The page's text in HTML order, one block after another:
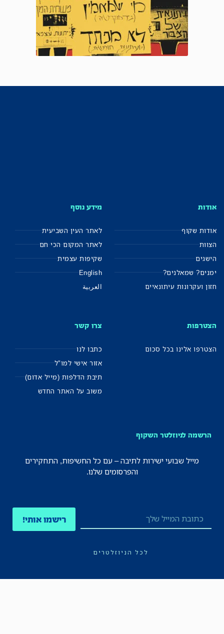
אודות
אודות שקוף
הצוות
הישגים
ימנים? שמאלנים?
חזון ועקרונות עיתונאיים
מידע נוסף
לאתר העין השביעית
לאתר המקום הכי חם
שקיפות עצמית
English
العربية
הצטרפות
הצטרפו אלינו בכל סכום
צרו קשר
כתבו לנו
אזור אישי למו"ל
תיבת הדלפות (מייל אדום)
משוב על האתר החדש
הרשמה לניוזלטר השקוף
מייל שבועי ישירות לתיבה – עם כל החשיפות, התחקירים
והפרסומים שלנו.
רישמו אותי!
לכל הניוזלטרים